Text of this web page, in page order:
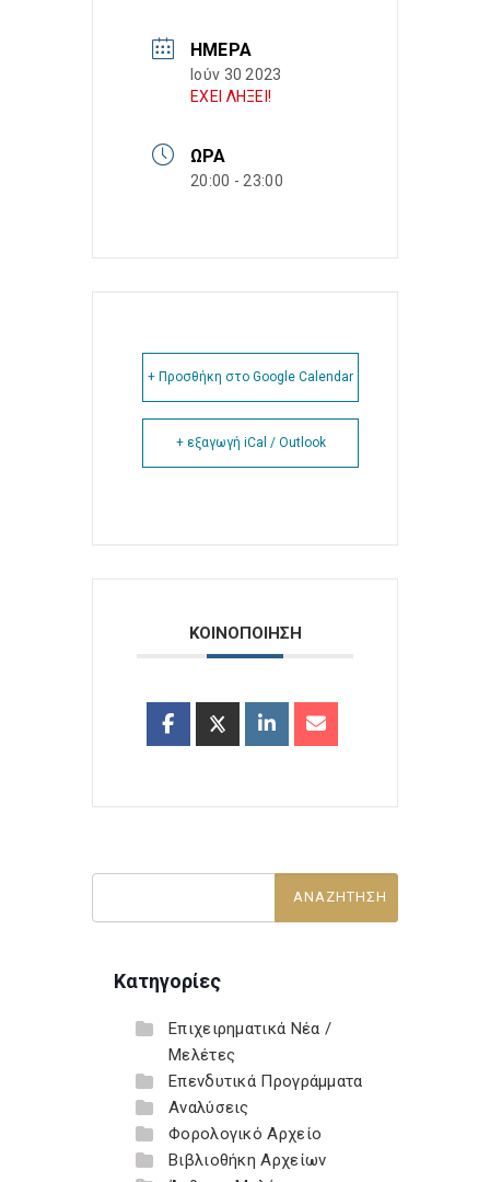
ΗΜΈΡΑ
Ιούν 30 2023
ΕΧΕΙ ΛΗΞΕΙ!
ΏΡΑ
20:00 - 23:00
+ Προσθήκη στο Google Calendar
+ εξαγωγή iCal / Outlook
ΚΟΙΝΟΠΟΙΗΣΗ
Κατηγορίες
Επιχειρηματικά Νέα /
Μελέτες
Επενδυτικά Προγράμματα
Αναλύσεις
Φορολογικό Αρχείο
Βιβλιοθήκη Αρχείων